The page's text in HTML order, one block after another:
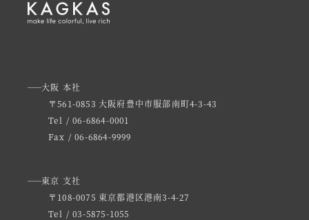
大阪 本社
〒561-0853 大阪府豊中市服部南町4-3-43
Tel / 06-6864-0001
Fax / 06-6864-9999
東京 支社
〒108-0075 東京都港区港南3-4-27
Tel / 03-5875-1055